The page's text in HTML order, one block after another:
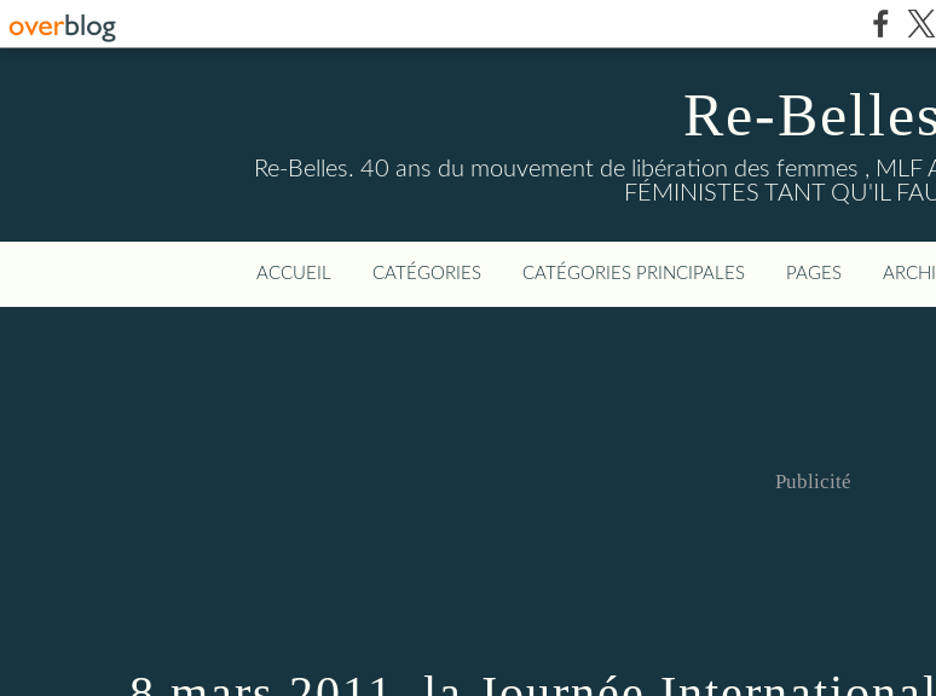
Re-
Re-Belles. 40 ans du mouvement de libération des femmes ,
FÉMINISTES TANT QU'IL
ACCUEIL CATÉGORIES CATÉGORIES PRINCIPALES PAGES
Publicité